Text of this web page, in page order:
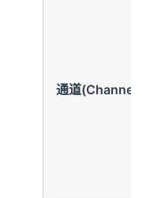
通道(Channel)